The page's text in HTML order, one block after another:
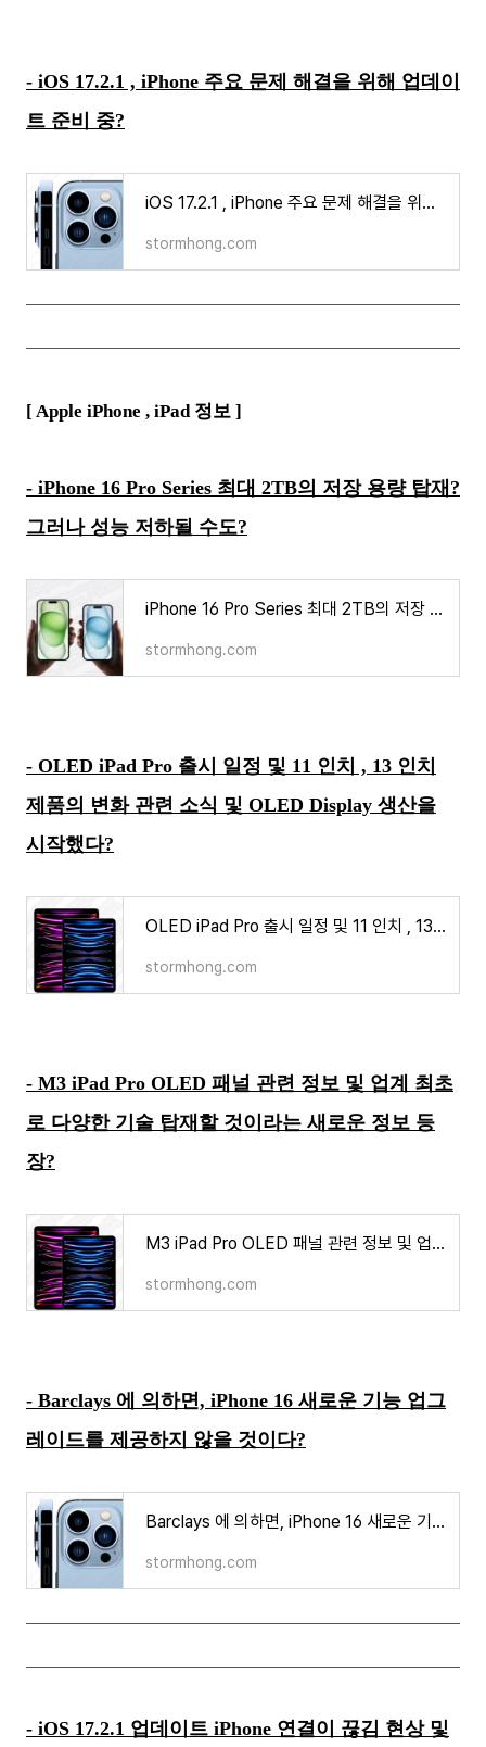
- iOS 17.2.1 , iPhone 주요 문제 해결을 위해 업데이
트 준비 중?
iOS 17.2.1 , iPhone 주요 문제 해결을 위해 업데이트 준비 중?
stormhong.com
[ Apple iPhone , iPad 정보 ]
- iPhone 16 Pro Series 최대 2TB의 저장 용량 탑재?
그러나 성능 저하될 수도?
iPhone 16 Pro Series 최대 2TB의 저장 용량 탑재? 그러나 성능 저하될 수도?
stormhong.com
- OLED iPad Pro 출시 일정 및 11 인치 , 13 인치
제품의 변화 관련 소식 및 OLED Display 생산을
시작했다?
OLED iPad Pro 출시 일정 및 11 인치 , 13 인치 제품의 변화 관련 소식 및 OLED Display 생산을 시작했다?
stormhong.com
- M3 iPad Pro OLED 패널 관련 정보 및 업계 최초
로 다양한 기술 탑재할 것이라는 새로운 정보 등
장?
M3 iPad Pro OLED 패널 관련 정보 및 업계 최초로 다양한 기술 탑재할 것이라는 새로운 정보 등장?
stormhong.com
- Barclays 에 의하면, iPhone 16 새로운 기능 업그
레이드를 제공하지 않을 것이다?
Barclays 에 의하면, iPhone 16 새로운 기능 업그레이드를 제공하지 않을 것이다?
stormhong.com
- iOS 17.2.1 업데이트 iPhone 연결이 끊김 현상 및